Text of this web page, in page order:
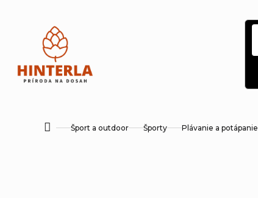
DomovŠport a outdoor Športy Plávanie a potápanie